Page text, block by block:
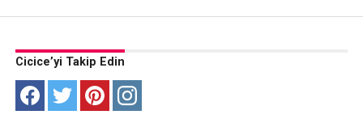
Cicice’yi Takip Edin